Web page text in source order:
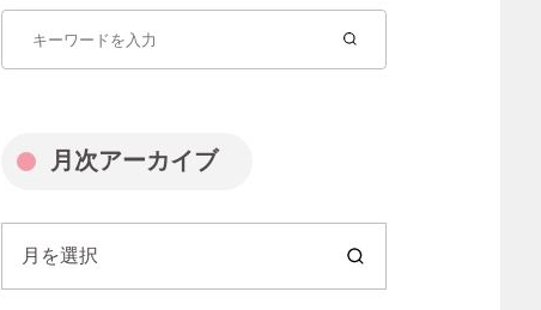
資格 転職
障害福祉 聖徳会
障害者支援 障害者支援施設
月次アーカイブ
月を選択